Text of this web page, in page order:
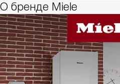
О бренде Miele